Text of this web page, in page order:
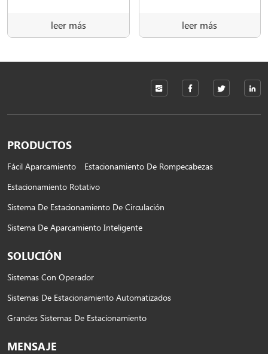
ambiente, convenientes y
eficientes.
leer más leer más
PRODUCTOS
Fácil Aparcamiento
Estacionamiento De Rompecabezas
Estacionamiento Rotativo
Sistema De Estacionamiento De Circulación
Sistema De Aparcamiento Inteligente
SOLUCIÓN
Sistemas Con Operador
Sistemas De Estacionamiento Automatizados
Grandes Sistemas De Estacionamiento
MENSAJE